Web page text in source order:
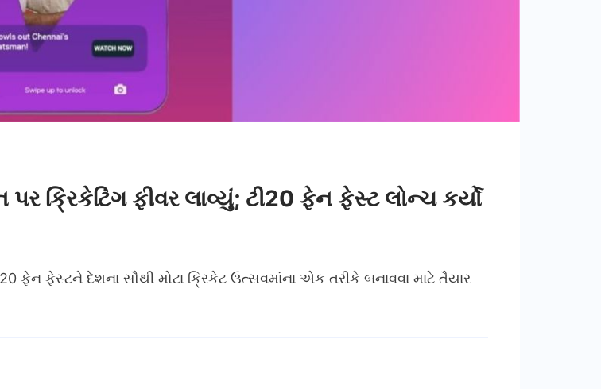
ક્રિકેટિંગ ફીવર લાવ્યું; ટી20 ફેન ફેસ્ટ લોન્ચ કર્યો
ફેન ફેસ્ટને દેશના સૌથી મોટા ક્રિકેટ ઉત્સવમાંના એક તરીકે બનાવવા માટે તૈયાર